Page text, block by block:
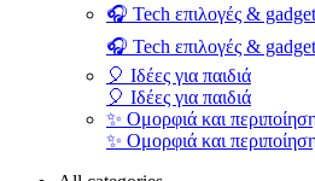
🎧 Tech επιλογές &
🎧 Tech επιλογές &
🎈 Ιδέες για παιδιά
🎈 Ιδέες για παιδιά
✨ Ομορφιά και
✨ Ομορφιά και